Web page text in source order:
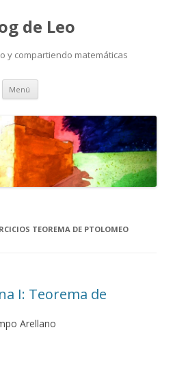
de Leo
y compartiendo matemáticas
Menú Saltar
contenido
TEOREMA DE PTOLOMEO
I: Teorema de
Arellano